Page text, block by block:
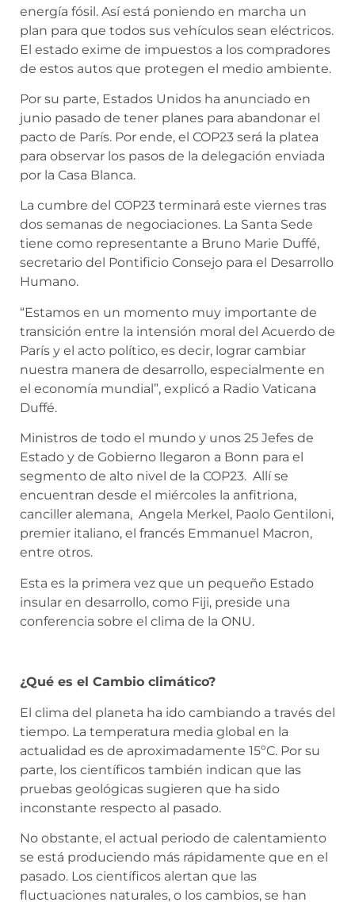
energía fósil. Así está poniendo en marcha un
plan para que todos sus vehículos sean eléctricos.
El estado exime de impuestos a los compradores
de estos autos que protegen el medio ambiente.
Por su parte, Estados Unidos ha anunciado en
junio pasado de tener planes para abandonar el
pacto de París. Por ende, el COP23 será la platea
para observar los pasos de la delegación enviada
por la Casa Blanca.
La cumbre del COP23 terminará este viernes tras
dos semanas de negociaciones. La Santa Sede
tiene como representante a Bruno Marie Duffé,
secretario del Pontificio Consejo para el Desarrollo
Humano.
“Estamos en un momento muy importante de
transición entre la intensión moral del Acuerdo de
París y el acto político, es decir, lograr cambiar
nuestra manera de desarrollo, especialmente en
el economía mundial”, explicó a Radio Vaticana
Duffé.
Ministros de todo el mundo y unos 25 Jefes de
Estado y de Gobierno llegaron a Bonn para el
segmento de alto nivel de la COP23. Allí se
encuentran desde el miércoles la anfitriona,
canciller alemana, Angela Merkel, Paolo Gentiloni,
premier italiano, el francés Emmanuel Macron,
entre otros.
Esta es la primera vez que un pequeño Estado
insular en desarrollo, como Fiji, preside una
conferencia sobre el clima de la ONU.
¿Qué es el Cambio climático?
El clima del planeta ha ido cambiando a través del
tiempo. La temperatura media global en la
actualidad es de aproximadamente 15ºC. Por su
parte, los científicos también indican que las
pruebas geológicas sugieren que ha sido
inconstante respecto al pasado.
No obstante, el actual periodo de calentamiento
se está produciendo más rápidamente que en el
pasado. Los científicos alertan que las
fluctuaciones naturales, o los cambios, se han